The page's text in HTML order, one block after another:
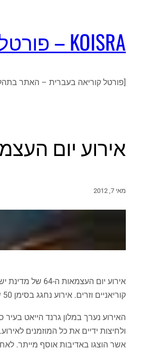
KOISRA – פורטל קוריאה בעברית
[פורטל קוריאה בעברית – האתר
אירוע יום העצמאות ה-64
מאי 7, 2012
קוריאניים וזרים. אירוע נחגג בסימן 50 שנה לכינון היחסים הדיפלומטיים בין ישראל לדרום קוריאה.
האירוע נערך במלון גרנד הייאט
ולחיצות ידיים את כל המוזמנים
אשר הוצגו באדיבות אוסף מייתר.